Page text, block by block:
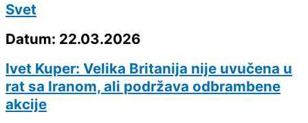
Svet
Datum: 22.03.2026
Ivet Kuper: Velika Britanija nije uvučena u
rat sa Iranom, ali podržava odbrambene
akcije